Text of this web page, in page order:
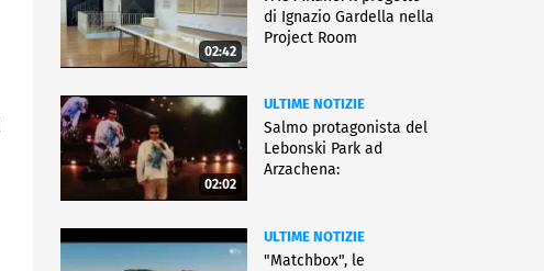
02:42
di Ignazio Gardella nella
Project Room
02:02
ULTIME NOTIZIE
Salmo protagonista del
Lebonski Park ad
Arzachena:
ULTIME NOTIZIE
"Matchbox", le